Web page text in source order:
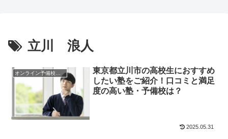
立川 浪人
東京都立川市の高校生におすすめ
したい塾をご紹介！口コミと満足
度の高い塾・予備校は？
2025.05.31